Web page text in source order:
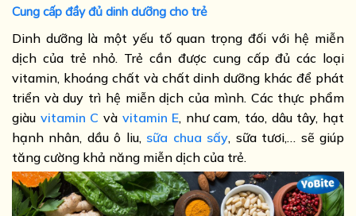
Cung cấp đầy đủ dinh dưỡng cho trẻ
Dinh dưỡng là một yếu tố quan trọng đối với hệ miễn
dịch của trẻ nhỏ. Trẻ cần được cung cấp đủ các loại
vitamin, khoáng chất và chất dinh dưỡng khác để phát
triển và duy trì hệ miễn dịch của mình. Các thực phẩm
giàu vitamin C và vitamin E, như cam, táo, dâu tây, hạt
hạnh nhân, dầu ô liu, sữa chua sấy, sữa tươi,… sẽ giúp
tăng cường khả năng miễn dịch của trẻ.